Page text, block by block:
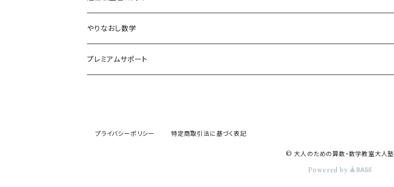
WEBテスティング
玉手箱・GAB対策（SHL社）
NMAT・JMAT対策
やりなおし数学
中学数学まるっとコース
プレミアムサポート
プライバシーポリシー 特定商取引法に基づく表記
© 大人のための算数・数学教室大人塾
Powered by